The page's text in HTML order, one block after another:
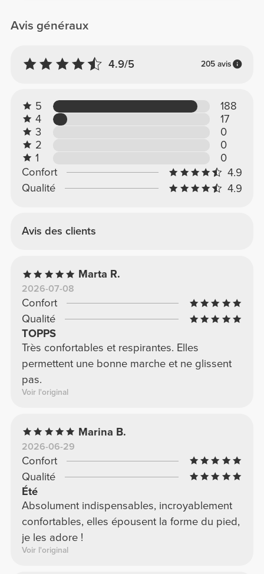
Avis généraux
4.9/5 205 avis
5
188
4
17
3
0
2
0
1
0
Confort
4.9
Qualité
4.9
Avis des clients
Marta R.
2026-07-08
Confort
Qualité
TOPPS
Très confortables et respirantes. Elles
permettent une bonne marche et ne glissent
pas.
Voir l'original
Marina B.
2026-06-29
Confort
Qualité
Été
Absolument indispensables, incroyablement
confortables, elles épousent la forme du pied,
je les adore !
Voir l'original